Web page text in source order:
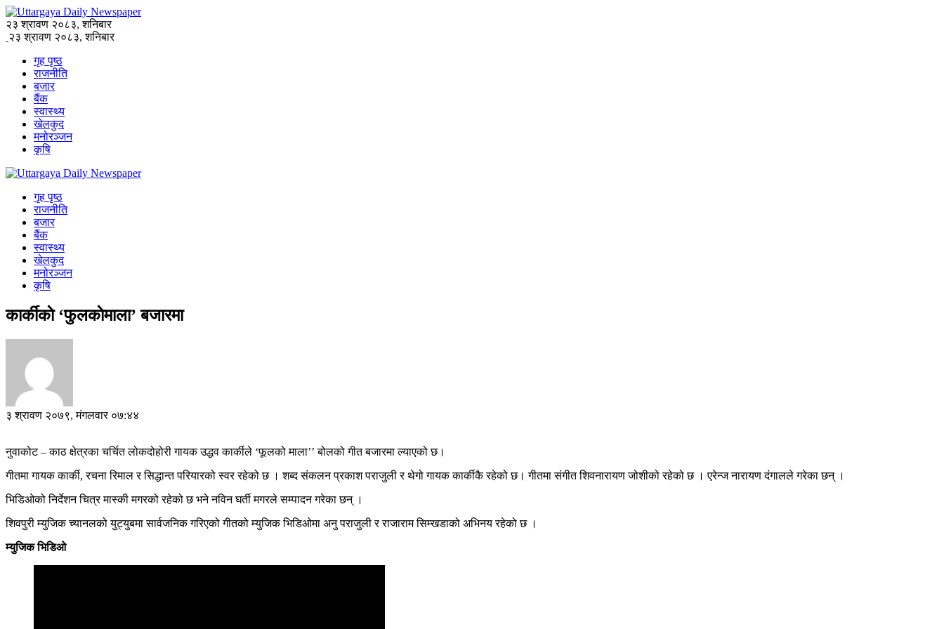
२३ श्रावण २०८३, शनिबार
२३ श्रावण २०८३, शनिबार
गृह पृष्ठ
राजनीति
बजार
बैंक
स्वास्थ्य
खेलकुद
मनोरञ्जन
कृषि
गृह पृष्ठ
राजनीति
बजार
बैंक
स्वास्थ्य
खेलकुद
मनोरञ्जन
कृषि
कार्कीकाे ‘फुलकाेमाला’ बजारमा
३ श्रावण २०७९, मंगलवार ०७:४४
नुवाकोट – काठ क्षेत्रका चर्चित लोकदोहोरी गायक उद्धव कार्कीले ‘फूलको माला’’ बोलको गीत बजारमा ल्याएको छ।
गीतमा गायक कार्की, रचना रिमाल र सिद्धान्त परियारको स्वर रहेको छ । शब्द संकलन प्रकाश पराजुली र थेगो गायक कार्कीकै रहेको छ। गीतमा संगीत शिवनारायण जोशीको रहेको छ । एरेन्ज नारायण दंगालले गरेका छन् ।
भिडिओको निर्देशन चित्र मास्की मगरको रहेको छ भने नविन घर्ती मगरले सम्पादन गरेका छन् ।
शिवपुरी म्युजिक च्यानलको युट्युबमा सार्वजनिक गरिएको गीतको म्युजिक भिडिओमा अनु पराजुली र राजाराम सिम्खडाको अभिनय रहेको छ ।
म्युजिक भिडिओ